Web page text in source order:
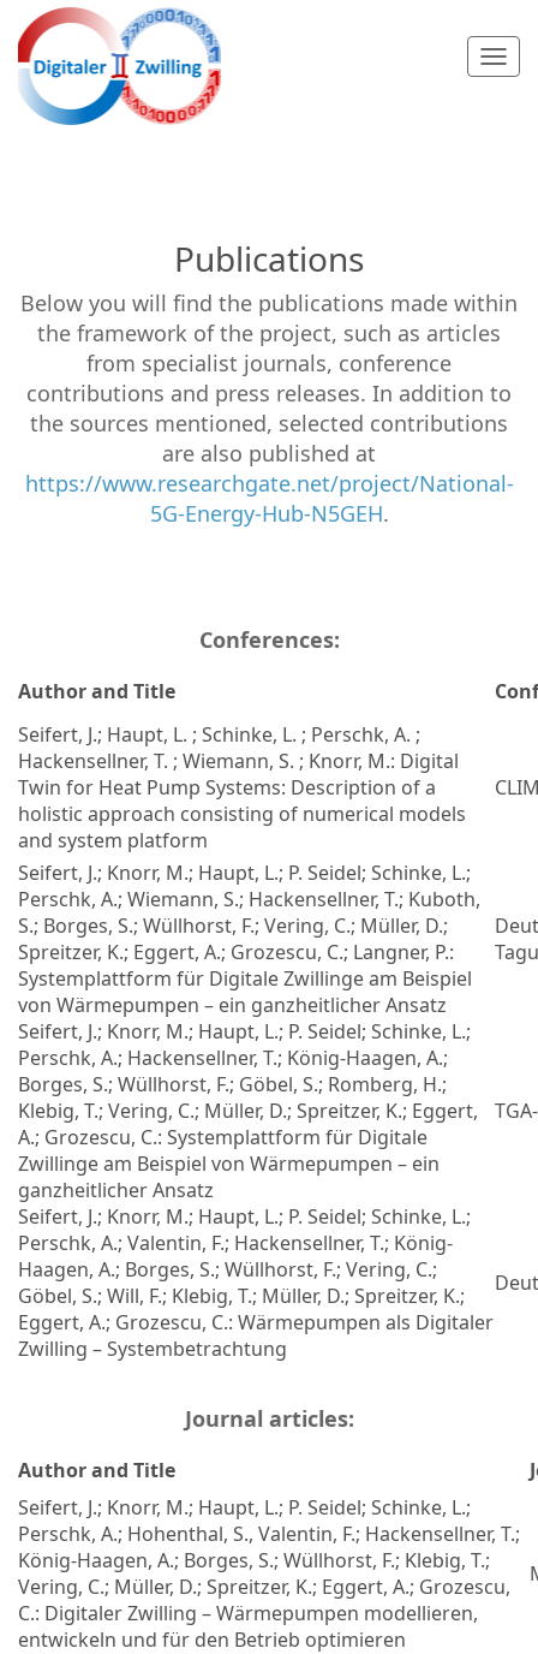
DZWi-
Waerme
Publications
Below you will find the publications made within
the framework of the project, such as articles
from specialist journals, conference
contributions and press releases. In addition to
the sources mentioned, selected contributions
are also published at
https://www.researchgate.net/project/National-
5G-Energy-Hub-N5GEH.
Conferences:
Author and Title
Seifert, J.; Haupt, L. ; Schinke, L. ; Perschk, A. ;
Hackensellner, T. ; Wiemann, S. ; Knorr, M.: Digital
Twin for Heat Pump Systems: Description of a
holistic approach consisting of numerical models
and system platform
Seifert, J.; Knorr, M.; Haupt, L.; P. Seidel; Schinke, L.;
Perschk, A.; Wiemann, S.; Hackensellner, T.; Kuboth,
S.; Borges, S.; Wüllhorst, F.; Vering, C.; Müller, D.;
Spreitzer, K.; Eggert, A.; Grozescu, C.; Langner, P.:
Systemplattform für Digitale Zwillinge am Beispiel
von Wärmepumpen – ein ganzheitlicher Ansatz
Seifert, J.; Knorr, M.; Haupt, L.; P. Seidel; Schinke, L.;
Perschk, A.; Hackensellner, T.; König-Haagen, A.;
Borges, S.; Wüllhorst, F.; Göbel, S.; Romberg, H.;
Klebig, T.; Vering, C.; Müller, D.; Spreitzer, K.; Eggert,
A.; Grozescu, C.: Systemplattform für Digitale
Zwillinge am Beispiel von Wärmepumpen – ein
ganzheitlicher Ansatz
Seifert, J.; Knorr, M.; Haupt, L.; P. Seidel; Schinke, L.;
Perschk, A.; Valentin, F.; Hackensellner, T.; König-
Haagen, A.; Borges, S.; Wüllhorst, F.; Vering, C.;
Göbel, S.; Will, F.; Klebig, T.; Müller, D.; Spreitzer, K.;
Eggert, A.; Grozescu, C.: Wärmepumpen als Digitaler
Zwilling – Systembetrachtung
Journal articles:
Author and Title
Seifert, J.; Knorr, M.; Haupt, L.; P. Seidel; Schinke, L.;
Perschk, A.; Hohenthal, S., Valentin, F.; Hackensellner, T.;
König-Haagen, A.; Borges, S.; Wüllhorst, F.; Klebig, T.;
Vering, C.; Müller, D.; Spreitzer, K.; Eggert, A.; Grozescu,
C.: Digitaler Zwilling – Wärmepumpen modellieren,
entwickeln und für den Betrieb optimieren